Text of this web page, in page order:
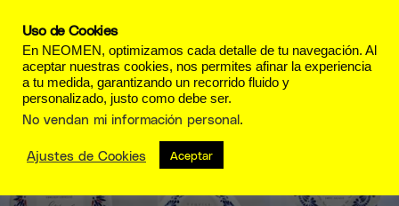
Uso de Cookies
En NEOMEN, optimizamos cada detalle de tu navegación. Al
aceptar nuestras cookies, nos permites afinar la experiencia
a tu medida, garantizando un recorrido fluido y
personalizado, justo como debe ser.
No vendan mi información personal.
Ajustes de Cookies Aceptar